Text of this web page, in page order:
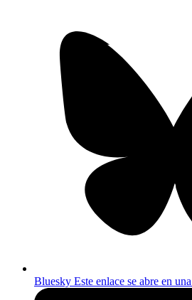
Bluesky Este enlace se abre en